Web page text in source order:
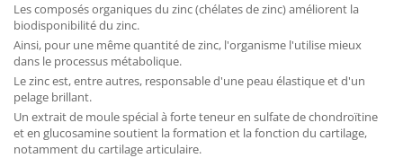
Les composés organiques du zinc (chélates de zinc) améliorent la
biodisponibilité du zinc.
Ainsi, pour une même quantité de zinc, l'organisme l'utilise mieux
dans le processus métabolique.
Le zinc est, entre autres, responsable d'une peau élastique et d'un
pelage brillant.
Un extrait de moule spécial à forte teneur en sulfate de chondroïtine
et en glucosamine soutient la formation et la fonction du cartilage,
notamment du cartilage articulaire.